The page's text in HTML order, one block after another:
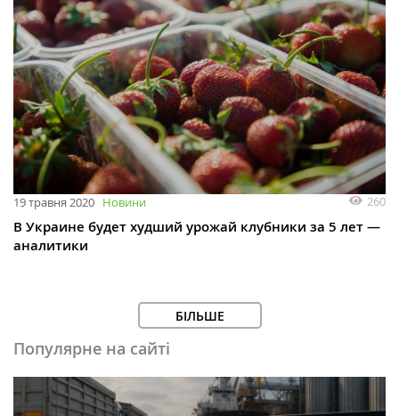
19 травня 2020 Новини 260
В Украине будет худший урожай клубники за 5 лет —
аналитики
БІЛЬШЕ
Популярне на сайті